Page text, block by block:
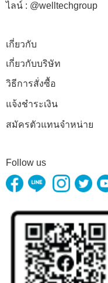
ไลน์ : @welltechgroup
เกี่ยวกับ
เกี่ยวกับบริษัท
วิธีการสั่งซื้อ
แจ้งชำระเงิน
สมัครตัวแทนจำหน่าย
Follow us